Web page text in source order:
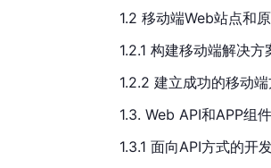
1.2 移动端Web站点和
1.2.1 构建移动端解决方
1.2.2 建立成功的移动
1.3. Web API和APP组
1.3.1 面向API方式的开